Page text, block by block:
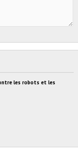
les robots et les